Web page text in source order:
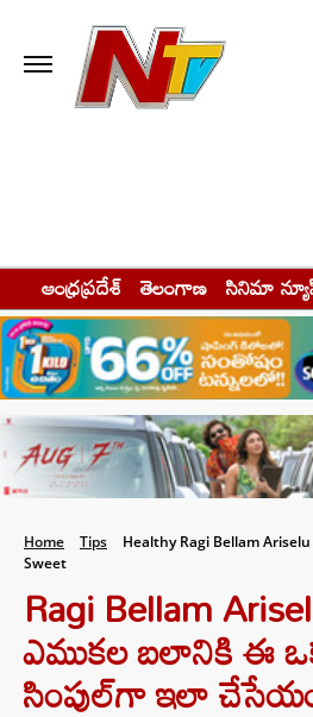
ఆంధ్రప్రదేశ్ తెలంగాణ సినిమా
Home Tips
Healthy Ragi Bellam
Sweet
Ragi Bellam
ఎముకల బలానికి ఈ
సింపుల్‌గా ఇలా